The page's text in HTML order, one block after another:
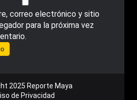
correo electrónico y sitio
para la próxima vez
2025 Reporte Maya
de Privacidad